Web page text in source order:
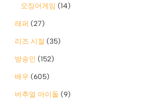
오징어게임 (14)
래퍼 (27)
리즈 시절 (35)
방송인 (152)
배우 (605)
버추얼 아이돌 (9)